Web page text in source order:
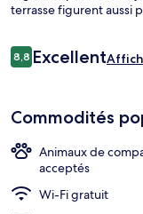
terrasse figurent aussi
Avis
8,88,8 sur 10 –
Excellent
Commodités
Animaux de
acceptés
Wi-Fi gratuit